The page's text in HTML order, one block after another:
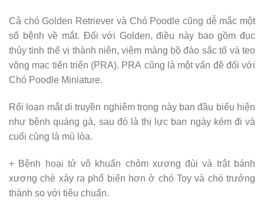
Cả chó Golden Retriever và Chó Poodle cũng dễ mắc một
số bệnh về mắt. Đối với Golden, điều này bao gồm đục
thủy tinh thể vị thành niên, viêm màng bồ đào sắc tố và teo
võng mạc tiến triển (PRA). PRA cũng là một vấn đề đối với
Chó Poodle Miniature.
Rối loạn mắt di truyền nghiêm trọng này ban đầu biểu hiện
như bệnh quáng gà, sau đó là thị lực ban ngày kém đi và
cuối cùng là mù lòa.
+ Bệnh hoại tử vô khuẩn chỏm xương đùi và trật bánh
xương chè xảy ra phổ biến hơn ở chó Toy và chó trưởng
thành so với tiêu chuẩn.